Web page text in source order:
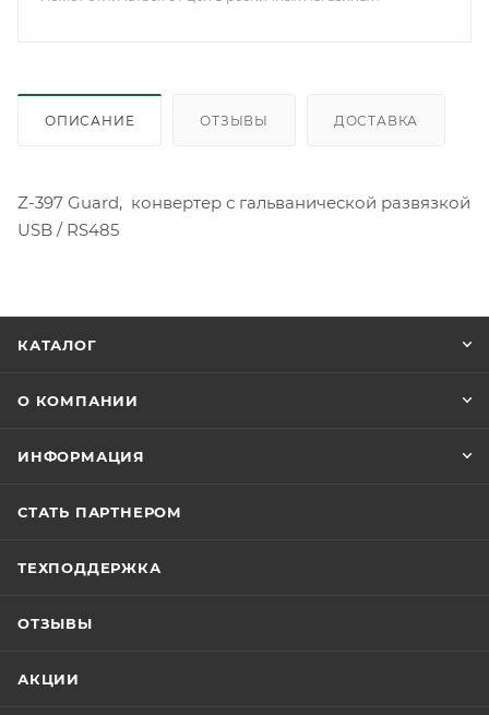
ОПИСАНИЕ ОТЗЫВЫ ДОСТАВКА
Z-397 Guard, конвертер с гальванической развязкой
USB / RS485
КАТАЛОГ
О КОМПАНИИ
ИНФОРМАЦИЯ
СТАТЬ ПАРТНЕРОМ
ТЕХПОДДЕРЖКА
ОТЗЫВЫ
АКЦИИ